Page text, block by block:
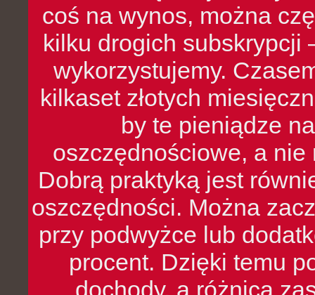
coś na wynos, można
kilku drogich subskrypcji
wykorzystujemy.
kilkaset złotych
by te pieniądze
oszczędnościowe, a nie
Dobrą praktyką jest
oszczędności. Można
przy podwyżce lub
procent. Dzięki temu
dochody, a różnica